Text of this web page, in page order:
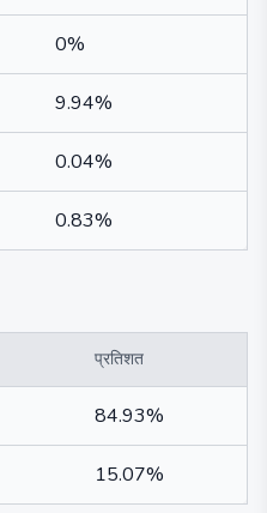
0%
9.94%
0.04%
0.83%
प्रतिशत
84.93%
15.07%